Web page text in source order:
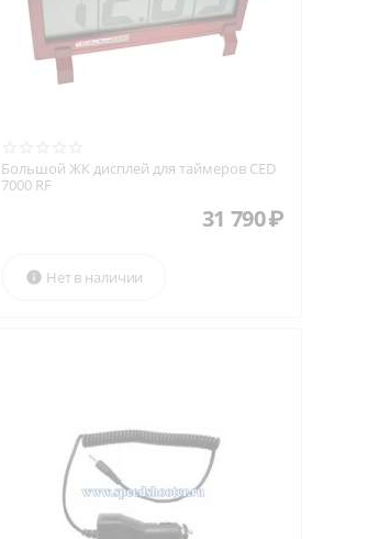
Большой ЖК дисплей для таймеров CED
7000 RF
31 790₽
Нет в наличии
